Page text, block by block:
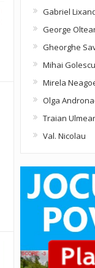
Gabriel
George
Gheorghe
Mihai Golescu
Mirela
Olga
Traian
Val. Nicolau